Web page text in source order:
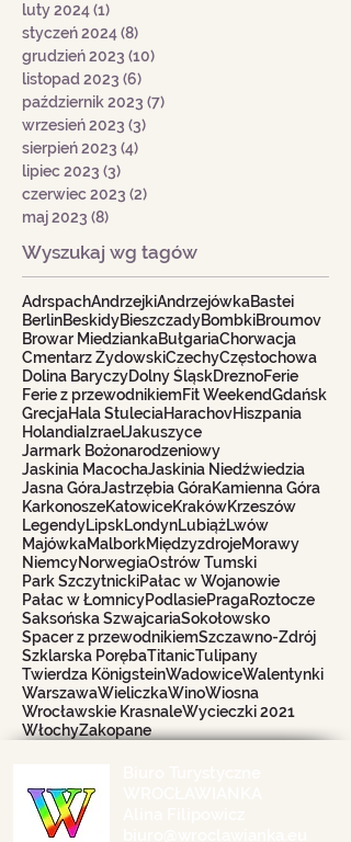
luty 2024(1)
styczeń 2024(8)
grudzień 2023 (10)
listopad 2023 (6)
październik 2023 (7)
wrzesień 2023 (3)
sierpień 2023 (4)
lipiec 2023 (3)
czerwiec 2023 (2)
maj 2023 (8)
Wyszukaj wg tagów
AdrspachAndrzejkiAndrzejówkaBastei
BerlinBeskidyBieszczadyBombkiBroumov
Browar MiedziankaBułgariaChorwacja
Cmentarz ŻydowskiCzechyCzęstochowa
Dolina BaryczyDolny ŚląskDreznoFerie
Ferie z przewodnikiemFit WeekendGdańsk
GrecjaHala StuleciaHarachovHiszpania
Holandia IzraelJakuszyce
Jarmark Bożonarodzeniowy
Jaskinia MacochaJaskinia Niedźwiedzia
Jasna GóraJastrzębia GóraKamienna Góra
KarkonoszeKatowiceKrakówKrzeszów
LegendyLipskLondynLubiążLwów
MajówkaMalborkMiędzyzdrojeMorawy
NiemcyNorwegiaOstrów Tumski
Park SzczytnickiPałac w Wojanowie
Pałac w ŁomnicyPodlasiePragaRoztocze
Saksońska SzwajcariaSokołowsko
Spacer z przewodnikiemSzczawno-Zdrój
Szklarska PorębaTitanicTulipany
Twierdza KönigsteinWadowiceWalentynki
WarszawaWieliczkaWinoWiosna
Wrocławskie KrasnaleWycieczki 2021
WłochyZakopane